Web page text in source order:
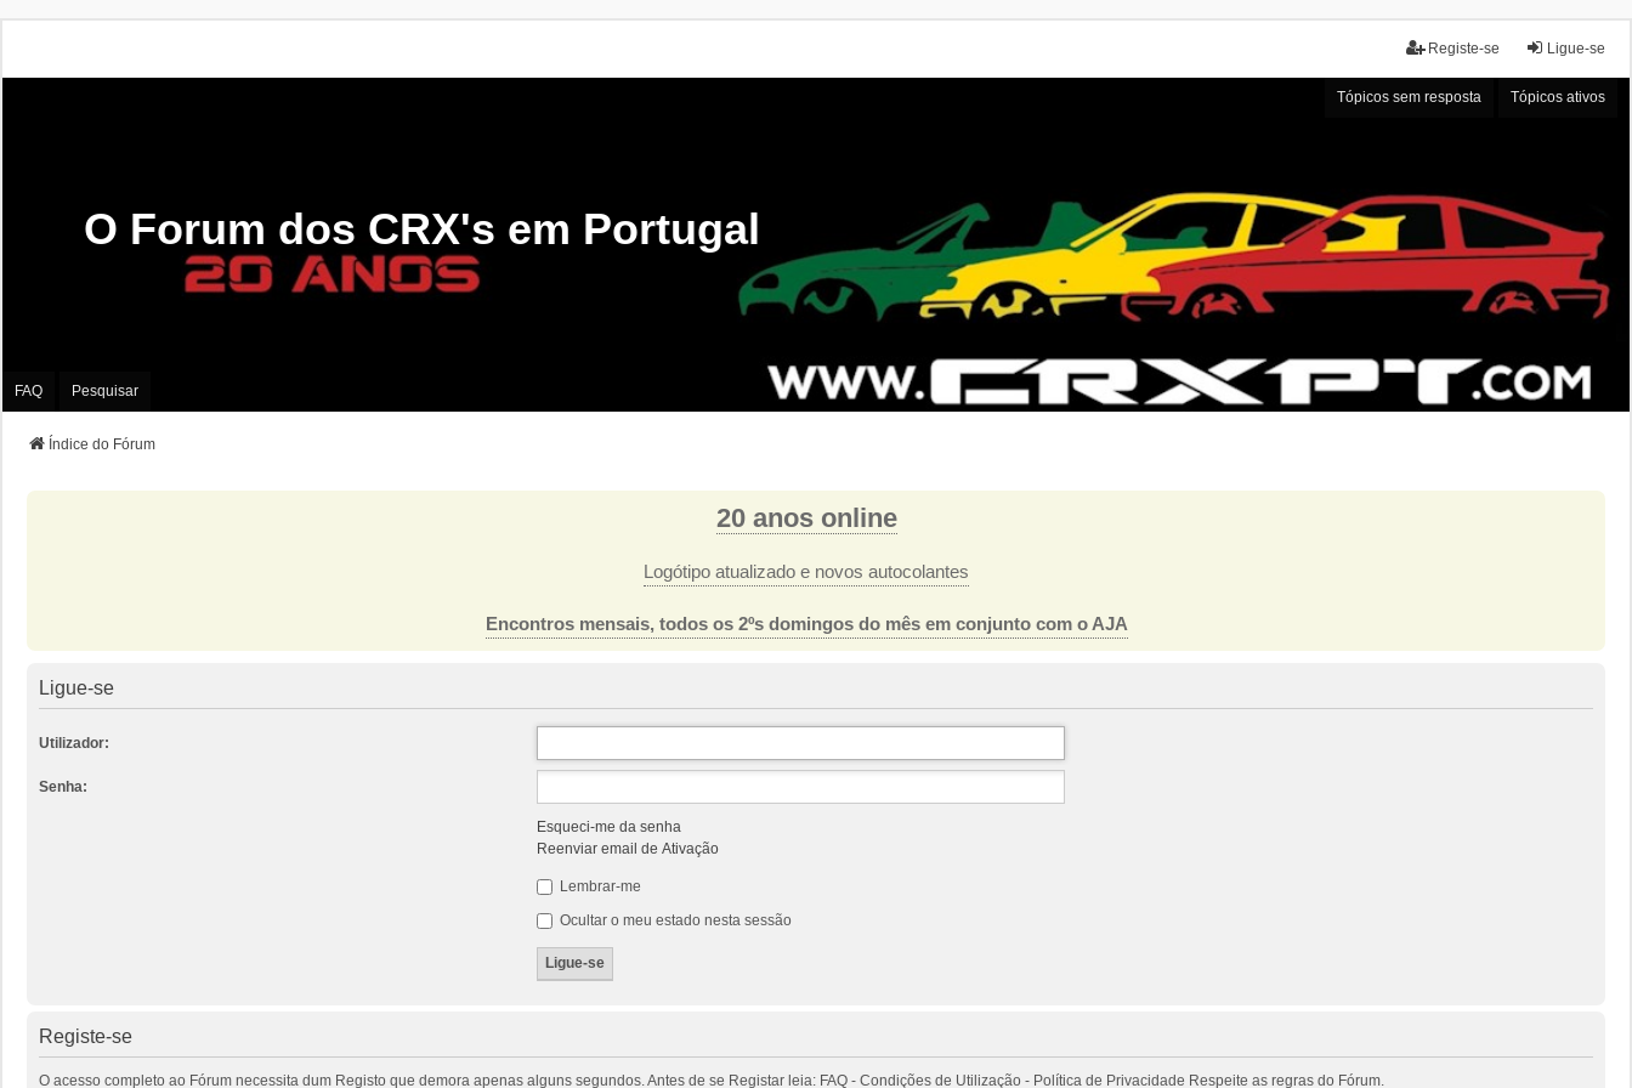
Ligue-se
Registe-se
Tópicos sem resposta Tópicos ativos
O Forum dos CRX's em Portugal
FAQ Pesquisar
Índice do Fórum
20 anos online
Logótipo atualizado e novos autocolantes
Encontros mensais, todos os 2ºs domingos do mês em conjunto com o AJA
Ligue-se
Utilizador:
Senha:
Esqueci-me da senha
Reenviar email de Ativação
Lembrar-me
Ocultar o meu estado nesta sessão
Registe-se
O acesso completo ao Fórum necessita dum Registo que demora apenas alguns segundos. Antes de se Registar leia: FAQ - Condições de Utilização - Política de Privacidade Respeite as regras do Fórum.